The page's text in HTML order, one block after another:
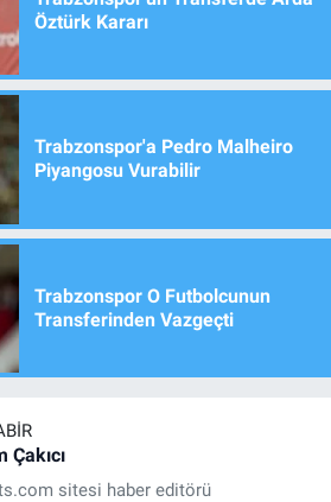
Öztürk Kararı
Trabzonspor'a Pedro Malheiro
Piyangosu Vurabilir
Trabzonspor O Futbolcunun
Transferinden Vazgeçti
Çakıcı
sitesi haber editörü